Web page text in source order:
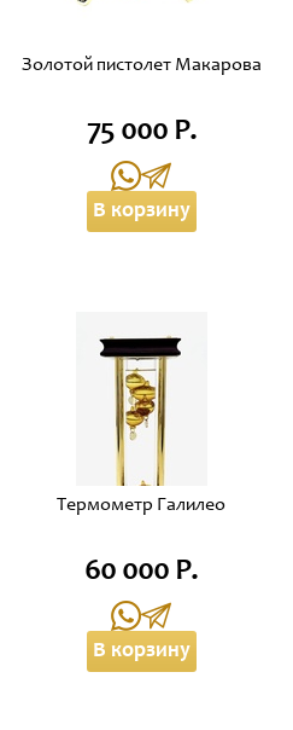
Золотой пистолет Макарова
75 000 Р.
В корзину
Термометр Галилео
60 000 Р.
В корзину